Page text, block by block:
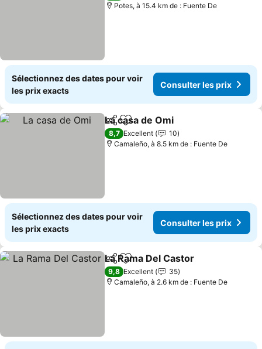
Potes, à 15.4 km de : Fuente De
Sélectionnez des dates pour voir
les prix exacts
Consulter les prix
PartagerAjouter à mes favoris
La casa de Omi
8,7 Excellent
10
Camaleño, à 8.5 km de : Fuente De
Sélectionnez des dates pour voir
les prix exacts
Consulter les prix
PartagerAjouter à mes favoris
La Rama Del Castor
9,8 Excellent
35
Camaleño, à 2.6 km de : Fuente De